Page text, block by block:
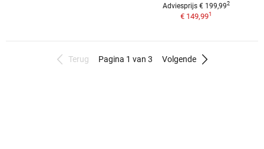
Adviesprijs € 199,992
€ 149,991
Terug Pagina 1 van 3 Volgende